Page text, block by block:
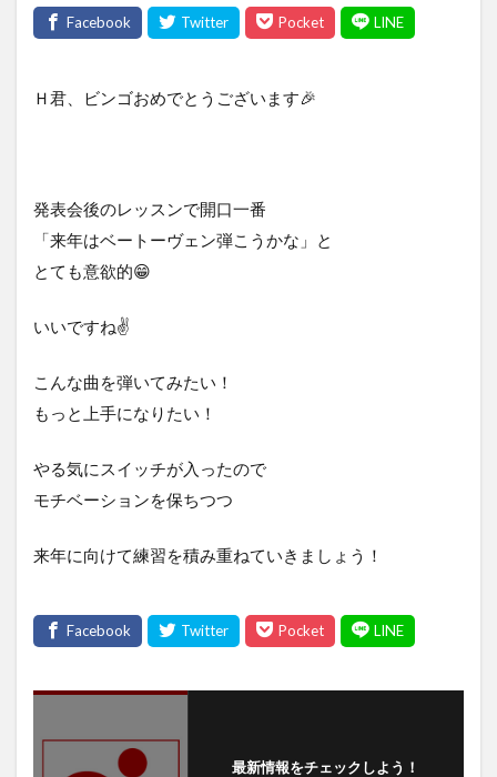
Ｈ君、ビンゴおめでとうございます🎉
発表会後のレッスンで開口一番
「来年はベートーヴェン弾こうかな」と
とても意欲的😁
いいですね✌️
こんな曲を弾いてみたい！
もっと上手になりたい！
やる気にスイッチが入ったので
モチベーションを保ちつつ
来年に向けて練習を積み重ねていきましょう！
最新情報をチェックしよう！